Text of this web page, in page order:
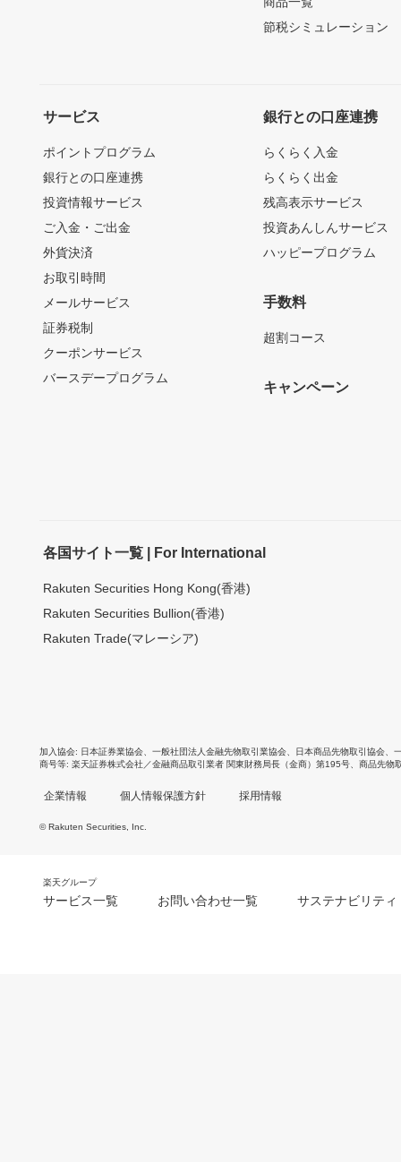
節税シミュレーション
サービス
ポイントプログラム
銀行との口座連携
投資情報サービス
ご入金・ご出金
外貨決済
お取引時間
メールサービス
証券税制
クーポンサービス
バースデープログラム
銀行との口座連携
らくらく入金
らくらく出金
残高表示サービス
投資あんしんサービス
ハッピープログラム
手数料
超割コース
キャンペーン
各国サイト一覧 | For International
Rakuten Securities Hong Kong(香港)
Rakuten Securities Bullion(香港)
Rakuten Trade(マレーシア)
加入協会 日本証券業協会 一般社団法人金融先物取引業協会 日本商品先物取引協会
商号等 楽天証券株式会社／金融商品取引業者 関東財務局長（金商）第195号、商品先物
企業情報 個人情報保護方針 採用情報
© Rakuten Securities, Inc.
楽天グループ
サービス一覧 お問い合わせ一覧 サステナビリティ